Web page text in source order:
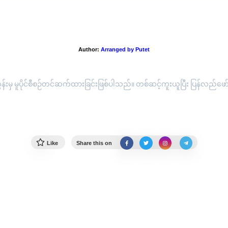
Author: Arranged by Putet
မူပိုင်စီစဉ်တင်ဆက်ထားခြင်းဖြစ်ပါသည်။ တစ်ဆင့်ကူးယူပြီး ပြန်လည်ဖော်ပ
Like Share this on